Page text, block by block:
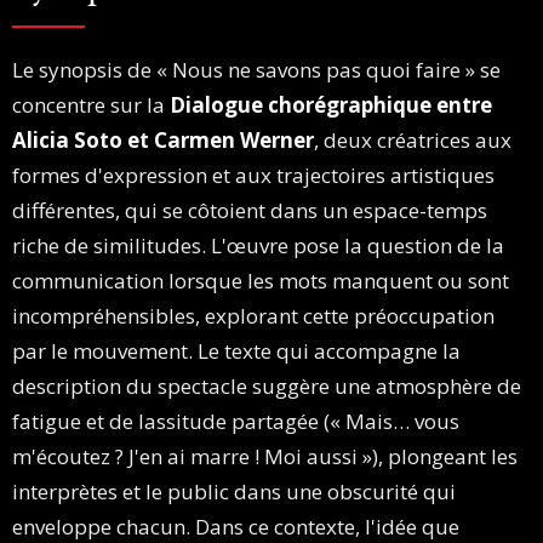
Le synopsis de « Nous ne savons pas quoi faire » se
concentre sur la Dialogue chorégraphique entre
Alicia Soto et Carmen Werner, deux créatrices aux
formes d'expression et aux trajectoires artistiques
différentes, qui se côtoient dans un espace-temps
riche de similitudes. L'œuvre pose la question de la
communication lorsque les mots manquent ou sont
incompréhensibles, explorant cette préoccupation
par le mouvement. Le texte qui accompagne la
description du spectacle suggère une atmosphère de
fatigue et de lassitude partagée (« Mais… vous
m'écoutez ? J'en ai marre ! Moi aussi »), plongeant les
interprètes et le public dans une obscurité qui
enveloppe chacun. Dans ce contexte, l'idée que